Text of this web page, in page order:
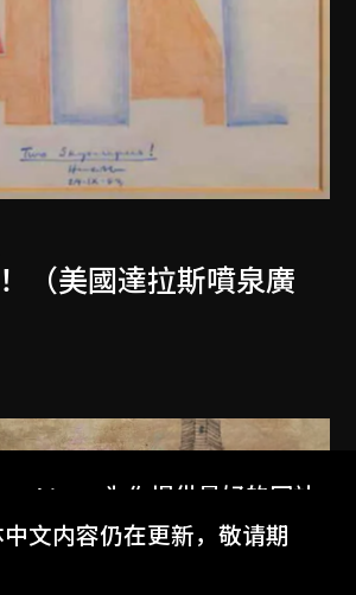
（美國達拉斯噴泉廣
」为你提供最好的网站
文内容仍在更新，敬请期